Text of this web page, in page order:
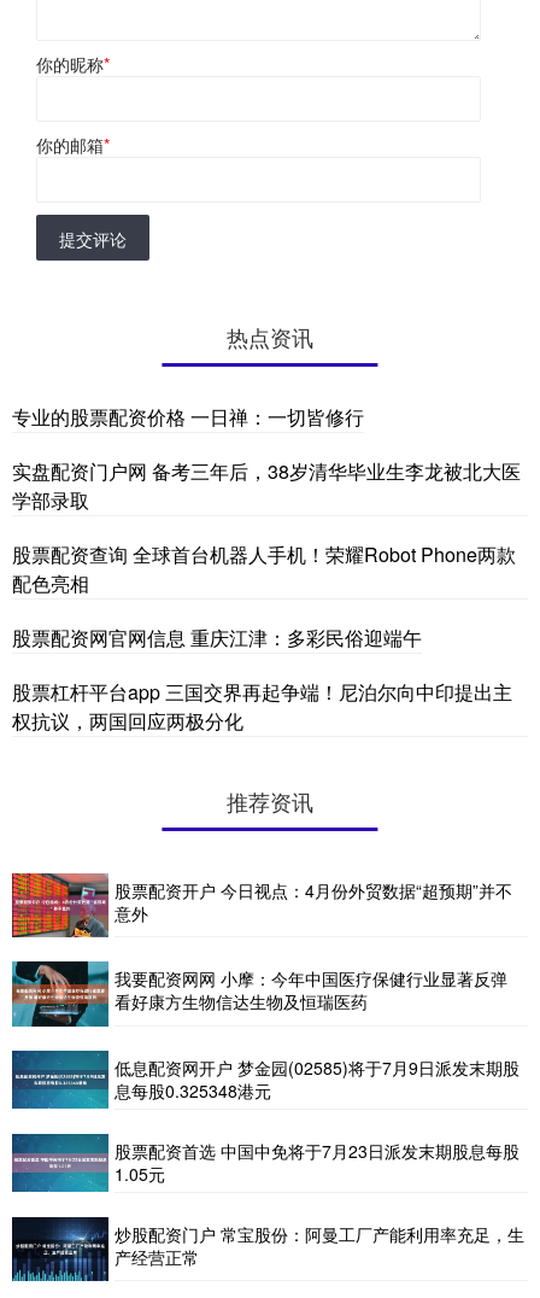
你的昵称*
你的邮箱*
提交评论
热点资讯
专业的股票配资价格 一日禅：一切皆修行
实盘配资门户网 备考三年后，38岁清华毕业生李龙被北大医
学部录取
股票配资查询 全球首台机器人手机！荣耀Robot Phone两款
配色亮相
股票配资网官网信息 重庆江津：多彩民俗迎端午
股票杠杆平台app 三国交界再起争端！尼泊尔向中印提出主
权抗议，两国回应两极分化
推荐资讯
股票配资开户 今日视点：4月份外贸数据“超预期”并不
意外
我要配资网网 小摩：今年中国医疗保健行业显著反弹
看好康方生物信达生物及恒瑞医药
低息配资网开户 梦金园(02585)将于7月9日派发末期股
息每股0.325348港元
股票配资首选 中国中免将于7月23日派发末期股息每股
1.05元
炒股配资门户 常宝股份：阿曼工厂产能利用率充足，生
产经营正常